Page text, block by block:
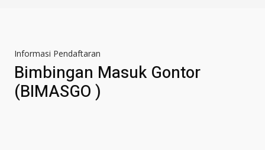
Informasi Pendaftaran
Bimbingan Masuk Gontor
(BIMASGO )